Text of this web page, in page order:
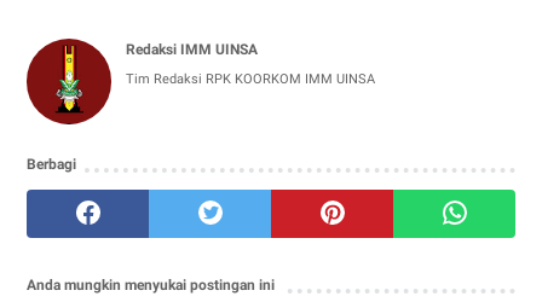
Redaksi IMM UINSA
Tim Redaksi RPK KOORKOM IMM UINSA
Berbagi
Anda mungkin menyukai postingan ini